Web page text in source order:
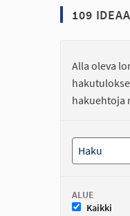
109 IDEAA
Alla oleva
hakuehtoja
ALUE
Kaikki